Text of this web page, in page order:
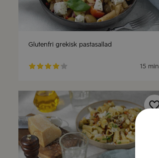
Glutenfri grekisk pastasallad
15 min